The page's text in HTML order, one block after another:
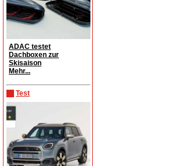
ADAC testet
Dachboxen zur
Skisaison
Mehr...
Test